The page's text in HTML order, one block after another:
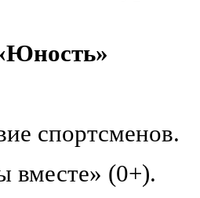
спортсменов.
(0+).